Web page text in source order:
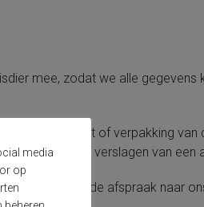
mee, zodat we alle gegevens
een overzicht of verpakking van
verslagen van een
vooraf aan de afspraak naar
media
op